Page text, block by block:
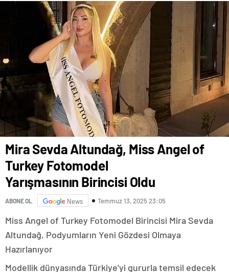
Mira Sevda Altundağ, Miss Angel of
Turkey Fotomodel
Yarışmasının Birincisi Oldu
ABONE OL News Temmuz 13, 2025 23:05
Miss Angel of Turkey Fotomodel Birincisi Mira Sevda
Altundağ, Podyumların Yeni Gözdesi Olmaya
Hazırlanıyor
Modellik dünyasında Türkiye’yi gururla temsil edecek